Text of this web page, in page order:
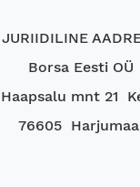
JURIIDILINE
Borsa Eesti OÜ
Haapsalu mnt 21
76605 Harjumaa